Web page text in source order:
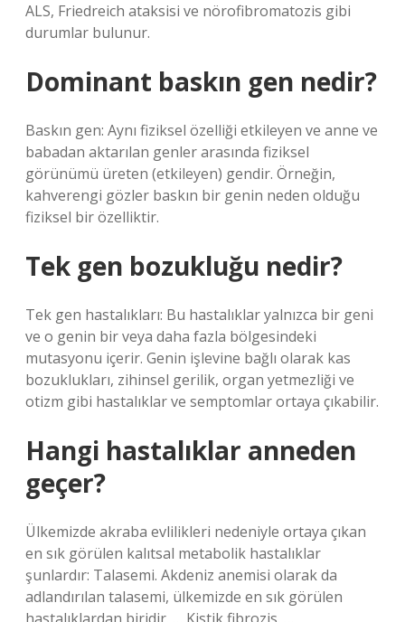
ALS, Friedreich ataksisi ve nörofibromatozis gibi
durumlar bulunur.
Dominant baskın gen nedir?
Baskın gen: Aynı fiziksel özelliği etkileyen ve anne ve
babadan aktarılan genler arasında fiziksel
görünümü üreten (etkileyen) gendir. Örneğin,
kahverengi gözler baskın bir genin neden olduğu
fiziksel bir özelliktir.
Tek gen bozukluğu nedir?
Tek gen hastalıkları: Bu hastalıklar yalnızca bir geni
ve o genin bir veya daha fazla bölgesindeki
mutasyonu içerir. Genin işlevine bağlı olarak kas
bozuklukları, zihinsel gerilik, organ yetmezliği ve
otizm gibi hastalıklar ve semptomlar ortaya çıkabilir.
Hangi hastalıklar anneden
geçer?
Ülkemizde akraba evlilikleri nedeniyle ortaya çıkan
en sık görülen kalıtsal metabolik hastalıklar
şunlardır: Talasemi. Akdeniz anemisi olarak da
adlandırılan talasemi, ülkemizde en sık görülen